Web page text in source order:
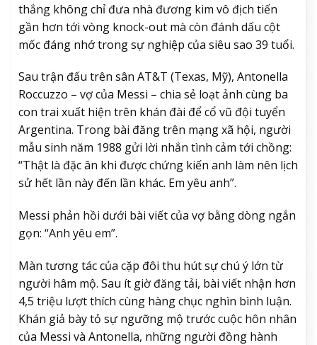
thắng không chỉ đưa nhà đương kim vô địch tiến
gần hơn tới vòng knock-out mà còn đánh dấu cột
mốc đáng nhớ trong sự nghiệp của siêu sao 39 tuổi.
Sau trận đấu trên sân AT&T (Texas, Mỹ), Antonella
Roccuzzo – vợ của Messi – chia sẻ loạt ảnh cùng ba
con trai xuất hiện trên khán đài để cổ vũ đội tuyển
Argentina. Trong bài đăng trên mạng xã hội, người
mẫu sinh năm 1988 gửi lời nhắn tình cảm tới chồng:
“Thật là đặc ân khi được chứng kiến anh làm nên lịch
sử hết lần này đến lần khác. Em yêu anh”.
Messi phản hồi dưới bài viết của vợ bằng dòng ngắn
gọn: “Anh yêu em”.
Màn tương tác của cặp đôi thu hút sự chú ý lớn từ
người hâm mộ. Sau ít giờ đăng tải, bài viết nhận hơn
4,5 triệu lượt thích cùng hàng chục nghìn bình luận.
Khán giả bày tỏ sự ngưỡng mộ trước cuộc hôn nhân
của Messi và Antonella, những người đồng hành